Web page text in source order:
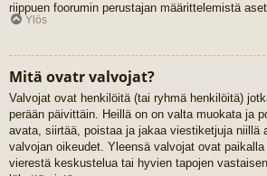
riippuen foorumin perustajan määrittelemistä
Ylös
Mitä ovatr valvojat?
Valvojat ovat henkilöitä (tai ryhmä henkilöitä)
perään päivittäin. Heillä on on valta muokata ja
avata, siirtää, poistaa ja jakaa viestiketjuja niillä
valvojan oikeudet. Yleensä valvojat ovat
vierestä keskustelua tai hyvien tapojen